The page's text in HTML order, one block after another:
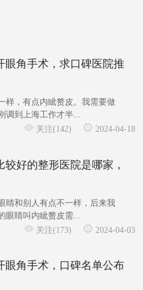
眼角手术，求口碑医院推
样，有点内眦赘皮。我需要做
调到上海工作才半...
关注(142)
2024-04-18
较好的整形医院是哪家，
睛和别人有点不一样，后来我
眼睛叫内眦赘皮需...
关注(173)
2024-04-03
眼角手术，口碑名单公布